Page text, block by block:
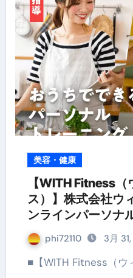
美容・健康
【WITH Fitness
ス）】株式会社ウ
ンラインパーソナ
phi72110 3月
■【WITH Fitness（